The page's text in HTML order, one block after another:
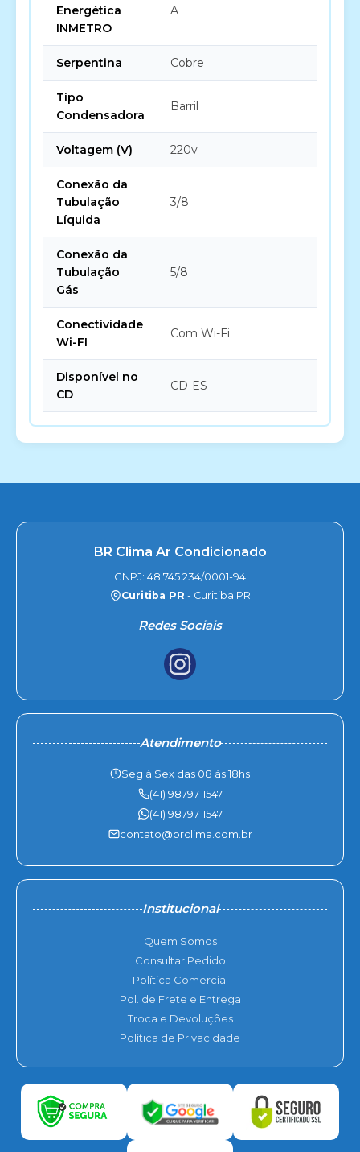
Energética
INMETRO
A
Serpentina Cobre
Tipo
Condensadora
Barril
Voltagem (V) 220v
Conexão da
Tubulação
Líquida
3/8
Conexão da
Tubulação
Gás
5/8
Conectividade
Wi-FI
Com Wi-Fi
Disponível no
CD
CD-ES
BR Clima Ar Condicionado
CNPJ: 48.745.234/0001-94
Curitiba PR - Curitiba PR
Redes Sociais
Atendimento
Seg à Sex das 08 às 18hs
(41) 98797-1547
(41) 98797-1547
contato@brclima.com.br
Institucional
Quem Somos
Consultar Pedido
Política Comercial
Pol. de Frete e Entrega
Troca e Devoluções
Política de Privacidade